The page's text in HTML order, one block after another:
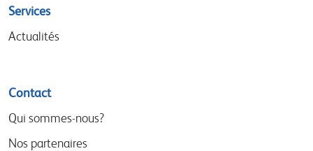
Services
Actualités
Contact
Qui sommes-nous?
Nos partenaires